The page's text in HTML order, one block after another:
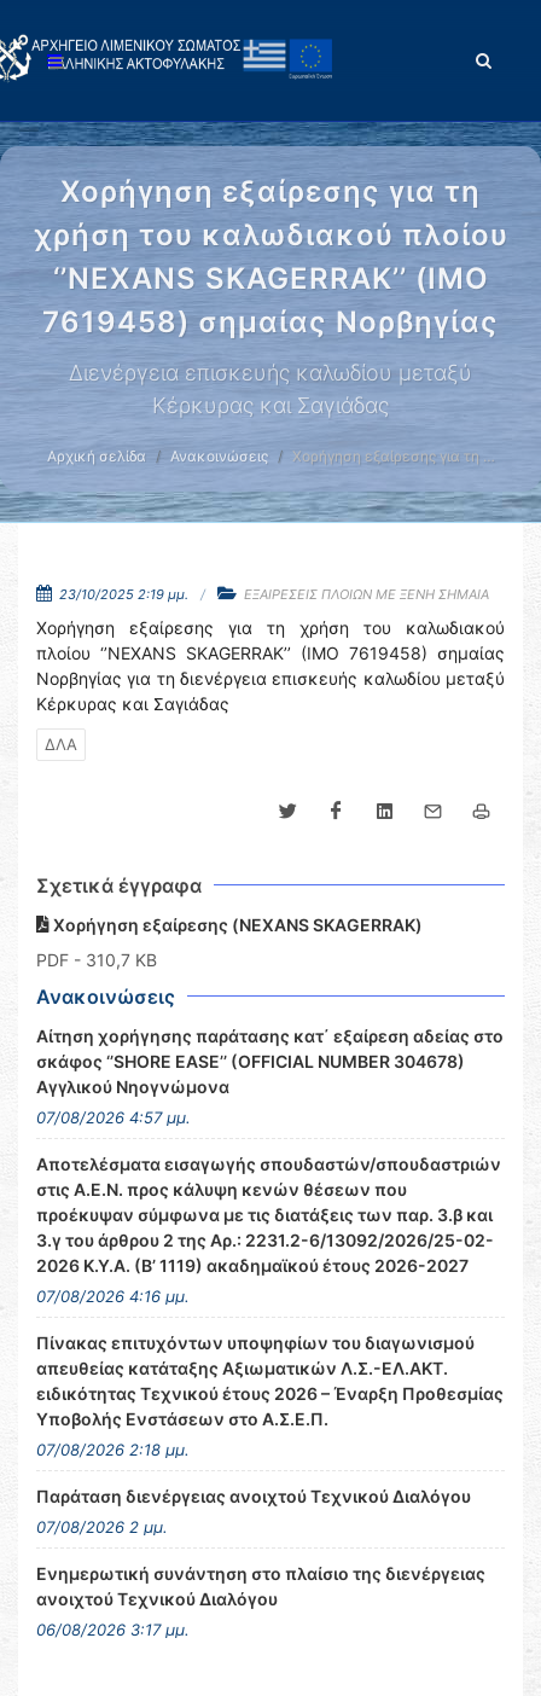
Χορήγηση εξαίρεσης για τη
χρήση του καλωδιακού πλοίου
‘’NEXANS SKAGERRAK’’ (IMO
7619458) σημαίας Νορβηγίας
Διενέργεια επισκευής καλωδίου μεταξύ
Κέρκυρας και Σαγιάδας
Αρχική σελίδα Ανακοινώσεις Χορήγηση εξαίρεσης για τη …
23/10/2025 2:19 μμ. ΕΞΑΙΡΕΣΕΙΣ ΠΛΟΙΩΝ ΜΕ ΞΕΝΗ ΣΗΜΑΙΑ
Χορήγηση εξαίρεσης για τη χρήση του καλωδιακού
πλοίου ‘’NEXANS SKAGERRAK’’ (IMO 7619458) σημαίας
Νορβηγίας για τη διενέργεια επισκευής καλωδίου μεταξύ
Κέρκυρας και Σαγιάδας
ΔΛΑ
Σχετικά έγγραφα
Χορήγηση εξαίρεσης (NEXANS SKAGERRAK)
PDF - 310,7 KB
Ανακοινώσεις
Αίτηση χορήγησης παράτασης κατ΄ εξαίρεση αδείας στο
σκάφος ‘’SHORE EASE’’ (OFFICIAL NUMBER 304678)
Αγγλικού Νηογνώμονα
07/08/2026 4:57 μμ.
Αποτελέσματα εισαγωγής σπουδαστών/σπουδαστριών
στις Α.Ε.Ν. προς κάλυψη κενών θέσεων που
προέκυψαν σύμφωνα με τις διατάξεις των παρ. 3.β και
3.γ του άρθρου 2 της Αρ.: 2231.2-6/13092/2026/25-02-
2026 Κ.Υ.Α. (Β’ 1119) ακαδημαϊκού έτους 2026-2027
07/08/2026 4:16 μμ.
Πίνακας επιτυχόντων υποψηφίων του διαγωνισμού
απευθείας κατάταξης Αξιωματικών Λ.Σ.-ΕΛ.ΑΚΤ.
ειδικότητας Τεχνικού έτους 2026 – Έναρξη Προθεσμίας
Υποβολής Ενστάσεων στο Α.Σ.Ε.Π.
07/08/2026 2:18 μμ.
Παράταση διενέργειας ανοιχτού Τεχνικού Διαλόγου
07/08/2026 2 μμ.
Ενημερωτική συνάντηση στο πλαίσιο της διενέργειας
ανοιχτού Τεχνικού Διαλόγου
06/08/2026 3:17 μμ.